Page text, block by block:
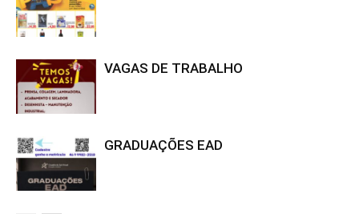
VAGAS DE TRABALHO
GRADUAÇÕES EAD